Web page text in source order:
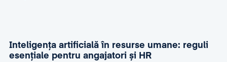
Inteligența artificială în resurse umane: reguli
esențiale pentru angajatori și HR